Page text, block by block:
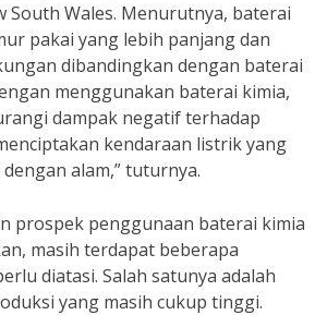
South Wales. Menurutnya, baterai
pakai yang lebih panjang dan
dibandingkan dengan baterai
menggunakan baterai kimia,
dampak negatif terhadap
kendaraan listrik yang
alam,” tuturnya.
prospek penggunaan baterai kimia
masih terdapat beberapa
diatasi. Salah satunya adalah
yang masih cukup tinggi.